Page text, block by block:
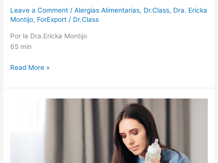
Leave a Comment /Alergias Alimentarias, Dr.Class, Dra. Ericka
Montijo, ForExport / Dr.Class
Por la Dra.Ericka Montijo
65 min
Read More »